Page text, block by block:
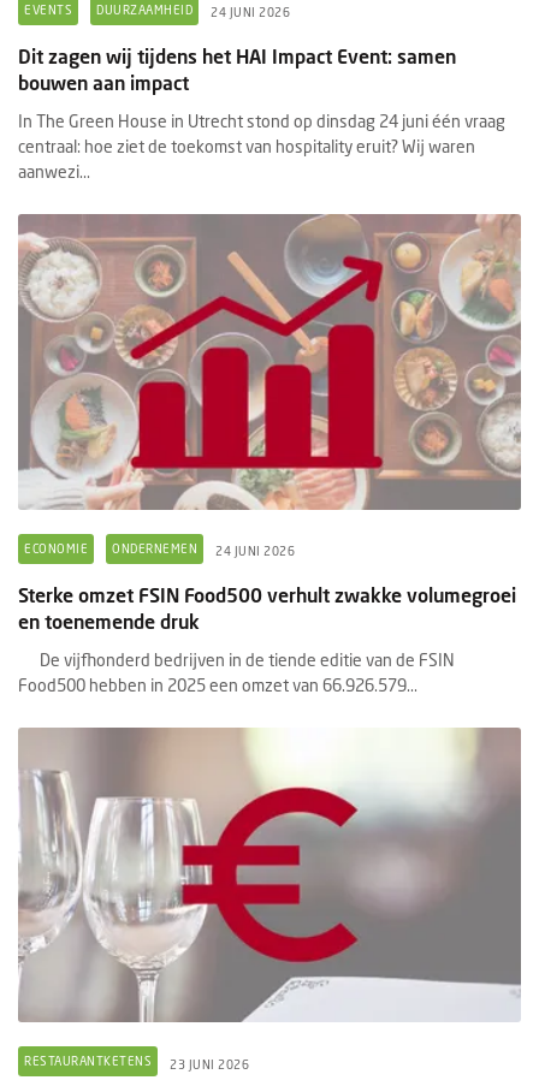
EVENTS DUURZAAMHEID 24 JUNI 2026
Dit zagen wij tijdens het HAI Impact Event: samen
bouwen aan impact
In The Green House in Utrecht stond op dinsdag 24 juni één vraag
centraal: hoe ziet de toekomst van hospitality eruit? Wij waren
aanwezi...
ECONOMIE ONDERNEMEN 24 JUNI 2026
Sterke omzet FSIN Food500 verhult zwakke volumegroei
en toenemende druk
De vijfhonderd bedrijven in de tiende editie van de FSIN
Food500 hebben in 2025 een omzet van 66.926.579...
RESTAURANTKETENS 23 JUNI 2026